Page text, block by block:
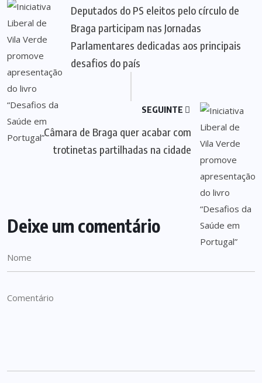
Deputados do PS eleitos pelo círculo de
Braga participam nas Jornadas
Parlamentares dedicadas aos principais
desafios do país
SEGUINTE
Câmara de Braga quer acabar com
trotinetas partilhadas na cidade
Deixe um comentário